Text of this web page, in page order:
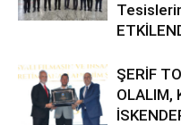
ŞERİF
OLALIM,